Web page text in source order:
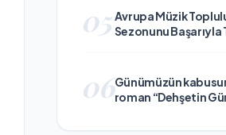
05Avrupa Müzik
Sezonunu Başarıyla
06Günümüzün
roman “Dehşetin